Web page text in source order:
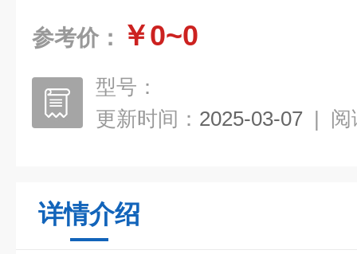
参考价： ￥0~0
型号：
更新时间： 2025-03-07 | 阅
详情介绍